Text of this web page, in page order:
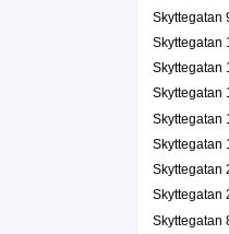
Skyttegatan
Skyttegatan
Skyttegatan
Skyttegatan
Skyttegatan
Skyttegatan
Skyttegatan
Skyttegatan
Skyttegatan